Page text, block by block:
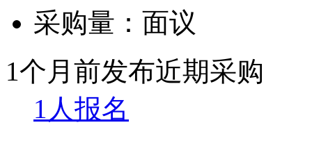
采购量： 面议
1个月前发布近期采购
1人报名